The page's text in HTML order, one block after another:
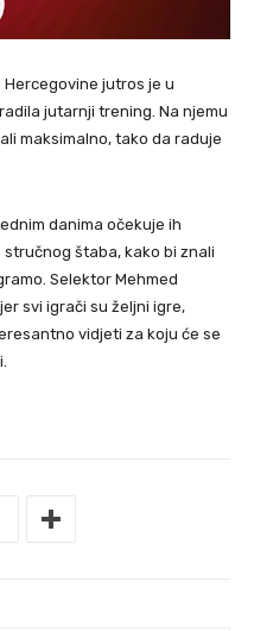
jutros je u
jutarnji trening. Na njemu
maksimalno, tako da raduje
danima očekuje ih
štaba, kako bi znali
Selektor Mehmed
svi igrači su željni igre,
vidjeti za koju će se